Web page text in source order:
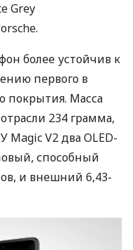
Grey
более устойчив к
первого в
покрытия. Масса
234 грамма,
V2 два OLED-
способный
и внешний 6,43-